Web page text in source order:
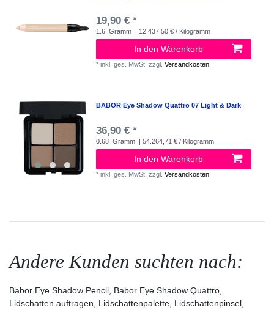
19,90 € *
1.6 Gramm | 12.437,50 € / Kilogramm
In den Warenkorb
*inkl. ges. MwSt. zzgl.Versandkosten
BABOR Eye Shadow Quattro 07 Light & Dark
36,90 € *
0.68 Gramm | 54.264,71 € / Kilogramm
In den Warenkorb
*inkl. ges. MwSt. zzgl.Versandkosten
Andere Kunden suchten nach:
Babor Eye Shadow Pencil, Babor Eye Shadow Quattro,
Lidschatten auftragen, Lidschattenpalette, Lidschattenpinsel,